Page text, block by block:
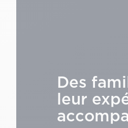
Des
leur